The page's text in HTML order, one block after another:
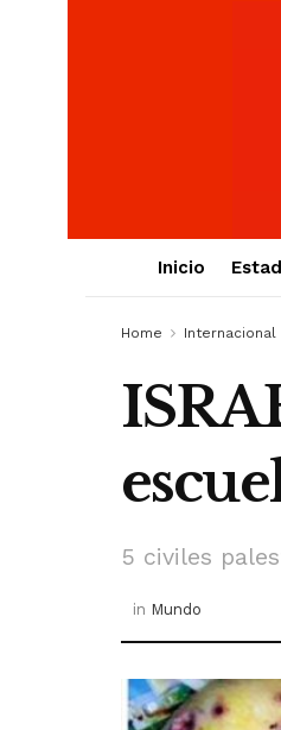
Inicio
Home Internacional
5 civiles
in Mundo